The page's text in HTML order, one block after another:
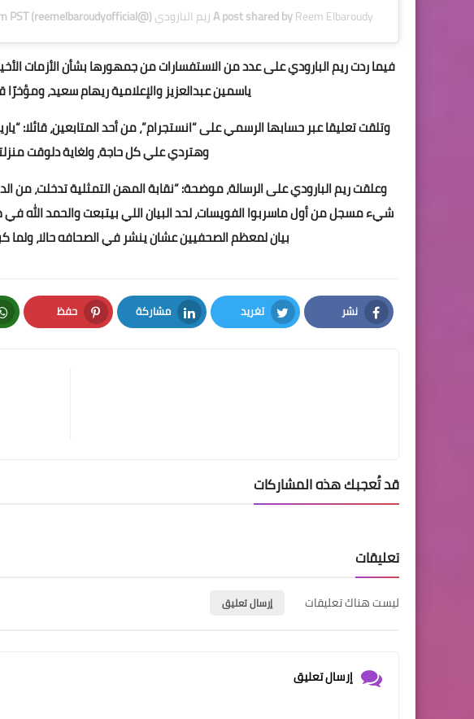
A post shared byReem Elbaroudy ريم البارودي (@reemelbaroudyofficial) on
at 3:57pm PST
فيما ردت ريم البارودي على عدد من الاستفسارات من جمهورها بشأن الأزمات
ياسمين عبدالعزيز والإعلامية ريهام سعيد،
وتلقت تعليقا عبر حسابها الرسمي على “انستجرام”، من أحد المتابعين، قائلا:
وهتردي علي كل حاجة، ولغاية دلوقت
وعلقت ريم البارودي على الرسالة، موضحة: “نقابة المهن التمثلية تدخلت، من
شيء مسجل من أول ماسربوا الفويسات، لحد البيان اللي بيتبعت والحمد الله
بيان لمعظم الصحفيين عشان ينشر في الصحافه حالا، ولما
نشر
Facebook
تغريد
Twitter
مشاركة
LinkedIn
حفظ
Pinterest
قد تُعجبك هذه المشاركات
تعليقات
ليست هناك تعليقات إرسال تعليق
إرسال تعليق